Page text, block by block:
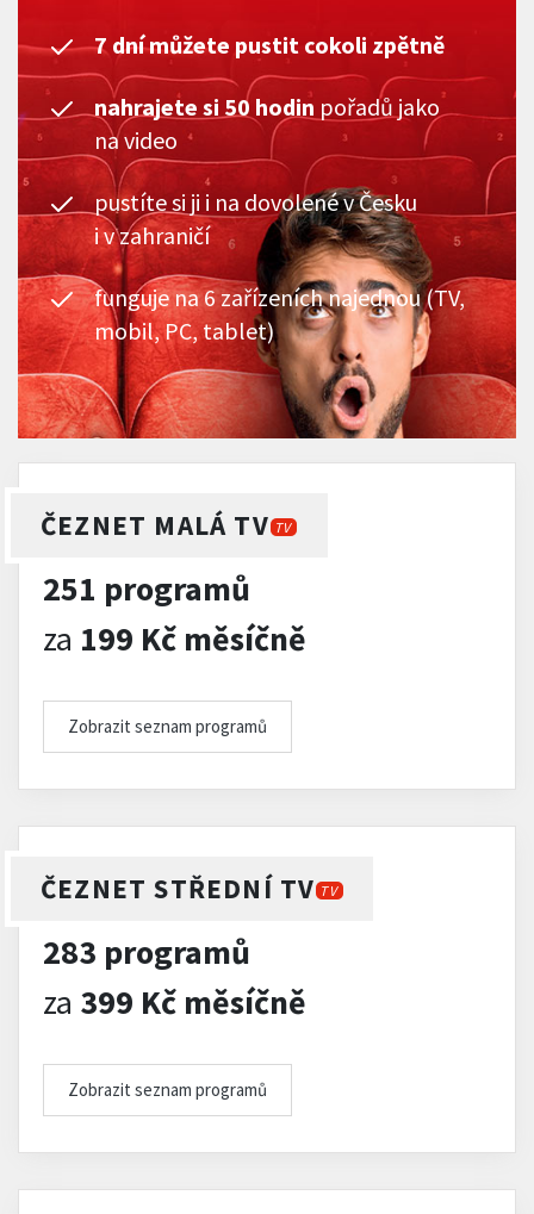
7 dní můžete pustit cokoli zpětně
nahrajete si 50 hodin pořadů jako
na video
pustíte si ji i na dovolené v Česku
i v zahraničí
funguje na 6 zařízeních najednou (TV,
mobil, PC, tablet)
ČEZNET MALÁ TV TV
251 programů
za 199 Kč měsíčně
Zobrazit seznam programů
ČEZNET STŘEDNÍ TV TV
283 programů
za 399 Kč měsíčně
Zobrazit seznam programů